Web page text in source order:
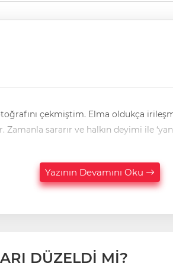
çekmiştim. Elma oldukça
yeşildir. Zamanla sararır ve halkın deyimi ile
Yazının Devamını Oku
DÜZELDİ Mİ?